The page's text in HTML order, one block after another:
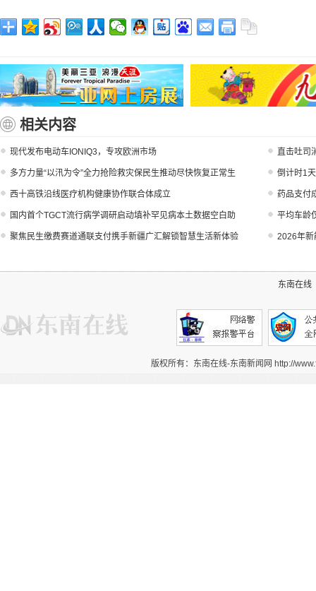
相关内容
现代发布电动车IONIQ3，专攻欧洲市场 直击吐司
多方力量“以汛为令”全力抢险救灾保民生推动尽快恢复正常生 倒计时1
西十高铁沿线医疗机构健康协作联合体成立 药品支付
国内首个TGCT流行病学调研启动填补罕见病本土数据空白助 平均车龄
聚焦民生缴费赛道通联支付携手新疆广汇解锁智慧生活新体验 2026年新
东南在线
版权所有：东南在线-东南新闻网 http://